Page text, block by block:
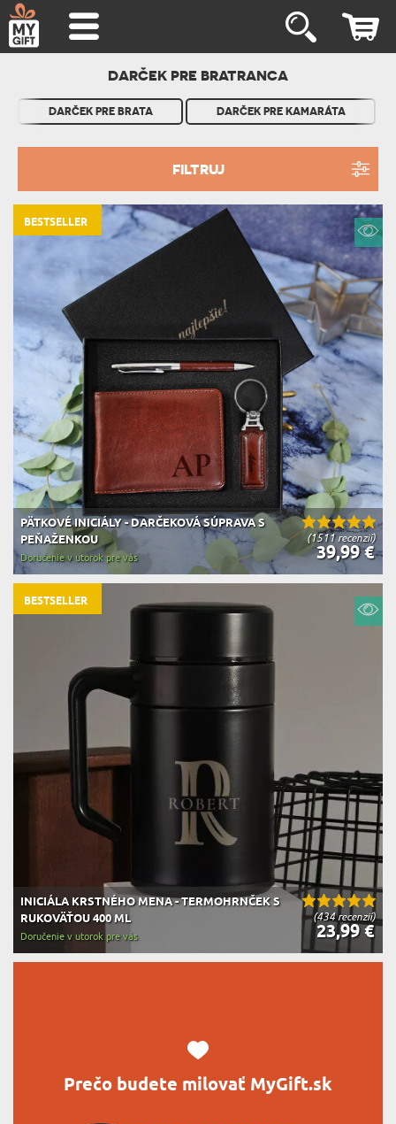
DARČEK PRE BRATRANCA
DARČEK PRE BRATA DARČEK PRE KAMARÁTA
FILTRUJ
(1511 recenzií)
PÄTKOVÉ INICIÁLY - DARČEKOVÁ SÚPRAVA S
PEŇAŽENKOU
39,99 €
Doručenie v utorok pre vás
BESTSELLER
(434 recenzií)
INICIÁLA KRSTNÉHO MENA - TERMOHRNČEK S
RUKOVÄŤOU 400 ML
23,99 €
Doručenie v utorok pre vás
BESTSELLER
Prečo budete milovať MyGift.sk